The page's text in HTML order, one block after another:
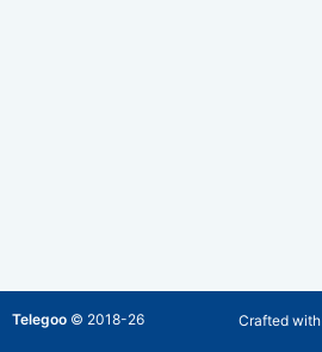
Crafted with
Telegoo © 2018-26